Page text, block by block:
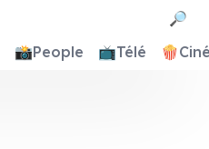
🔎
📸People 📺Télé 🍿